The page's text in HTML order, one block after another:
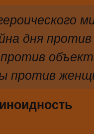
дня
против